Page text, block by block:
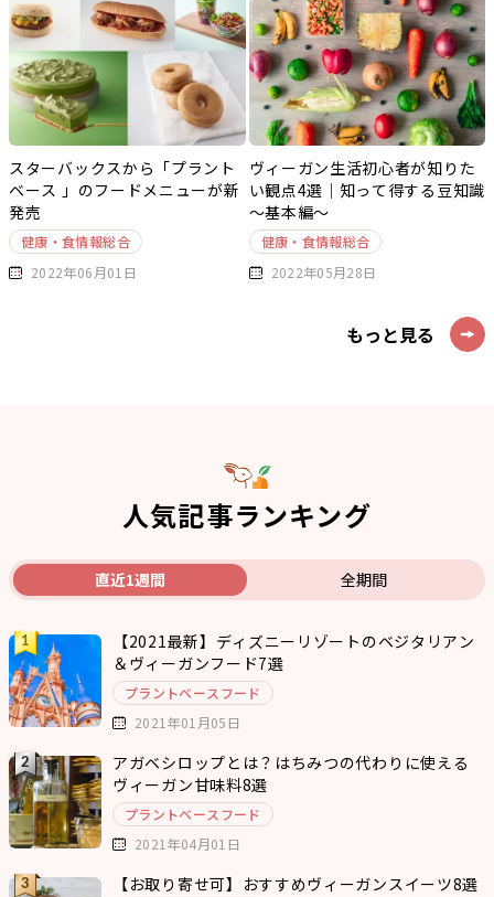
スターバックスから「プラント
ベース 」のフードメニューが新
発売
健康・食情報総合
2022年06月01日
ヴィーガン生活初心者が知りた
い観点4選｜知って得する豆知識
～基本編～
健康・食情報総合
2022年05月28日
もっと見る
人気記事ランキング
直近1週間 全期間
【2021最新】ディズニーリゾートのベジタリアン
＆ヴィーガンフード7選
プラントベースフード
2021年01月05日
アガベシロップとは？はちみつの代わりに使える
ヴィーガン甘味料8選
プラントベースフード
2021年04月01日
【お取り寄せ可】おすすめヴィーガンスイーツ8選